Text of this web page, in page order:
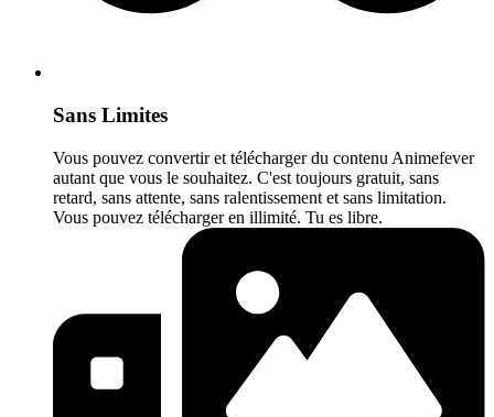
Sans Limites
Vous pouvez convertir et télécharger du contenu Animefever
autant que vous le souhaitez. C'est toujours gratuit, sans
retard, sans attente, sans ralentissement et sans limitation.
Vous pouvez télécharger en illimité. Tu es libre.